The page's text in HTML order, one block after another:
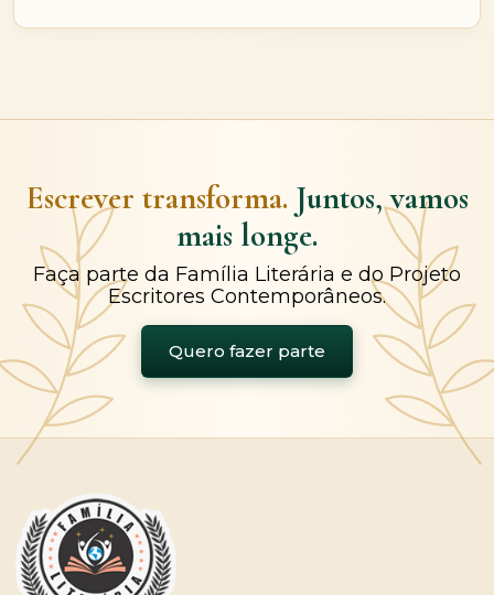
Escrever transforma. Juntos, vamos
mais longe.
Faça parte da Família Literária e do Projeto
Escritores Contemporâneos.
Quero fazer parte